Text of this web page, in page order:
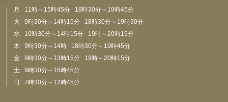
月 11時～15時45分 18時30分～19時45分
火 9時30分～14時15分 18時30分～19時30分
水 10時30分～14時15分 19時～20時15分
木 9時30分～14時 18時30分～19時45分
金 9時30分～13時15分 19時～20時15分
土 9時30分～15時45分
日 7時30分～12時45分